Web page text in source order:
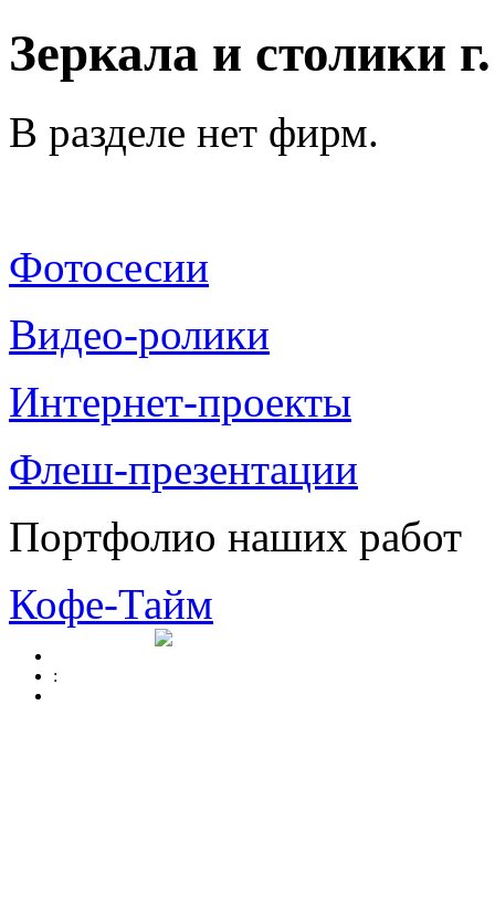
Зеркала и столики
В разделе нет фирм.
Фотосесии
Видео-ролики
Интернет-проекты
Флеш-презентации
Портфолио наших работ
Кофе-Тайм
: